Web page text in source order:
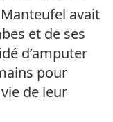
avait
et de ses
d’amputer
pour
de leur